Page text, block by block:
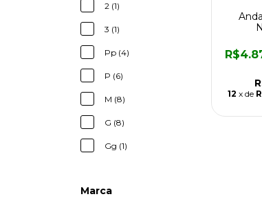
2 (1)
3 (1)
Pp (4)
P (6)
M (8)
G (8)
Gg (1)
Marca
12 x de